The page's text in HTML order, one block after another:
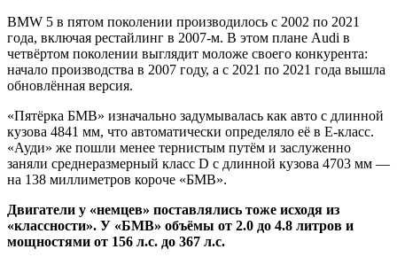
BMW 5 в пятом поколении производилось с 2002 по 2021
года, включая рестайлинг в 2007-м. В этом плане Audi в
четвёртом поколении выглядит моложе своего конкурента:
начало производства в 2007 году, а с 2021 по 2021 года вышла
обновлённая версия.
«Пятёрка БМВ» изначально задумывалась как авто с длинной
кузова 4841 мм, что автоматически определяло её в Е-класс.
«Ауди» же пошли менее тернистым путём и заслуженно
заняли среднеразмерный класс D с длинной кузова 4703 мм —
на 138 миллиметров короче «БМВ».
Двигатели у «немцев» поставлялись тоже исходя из
«классности». У «БМВ» объёмы от 2.0 до 4.8 литров и
мощностями от 156 л.с. до 367 л.с.